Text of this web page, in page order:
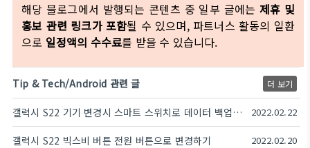
해당 블로그에서 발행되는 콘텐츠 중 일부 글에는 제휴 및
홍보 관련 링크가 포함될 수 있으며, 파트너스 활동의 일환
으로 일정액의 수수료를 받을 수 있습니다.
Tip & Tech/Android 관련 글 더 보기
갤럭시 S22 기기 변경시 스마트 스위치로 데이터 백업하기 2022.02.22
갤럭시 S22 빅스비 버튼 전원 버튼으로 변경하기 2022.02.20